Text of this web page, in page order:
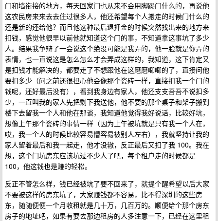
门和墙衔接的地方，每天回家门也从来不会用脚踢门什么的，再说他
这农民房来来去去住过很多人，他还希望每个人搬走的时候门什么的
还是新的还给他？而且他这种最后退押金的时候突然找出来的地方来
扣钱，感觉他很早以前他就知道这个门的事，不知道拿这事坑了多少
人。结果我争辩了一会说这个绝没可能是我弄的，他一脸就是你弄的
表情，也一直说这是怎么怎么才会弄成这样的，我知道，这下肯定又
是扣钱才能解决的，都要走了不想跟他在这磨磨唧唧的了，直接问他
要扣多少（问之前还很担心他会像那个瓷砖一样，直接扣我一个门的
钱呢，还好最后没有），看到我身边有家人，他还支支吾吾不说扣多
少，一直叫我的家人先把剩下我送他，他不要的那个桌子和架子搬到
楼下去留我一个人和他在那谈，我知道他觉得我好说话，比较好坑，
想像上午那个瓷砖的事情一样（因为上午被坑就是只有我一个人在，
哎，我一个人的时候比较容易懵容易被别人左右），我就坚持让我的
家人留着最后和我一起走，他才没辙，反正最后又扣了我 100。我在
想，这个门坑房东应该坑过不少人了吧，每个租户走的时候都是
100，他这钱也是赚的轻松。
反正不管怎么样，钱已经被坑了要不回来了，就提个醒希望以后大家
不要被这样的房东坑了，大家赚钱都不容易，比不得深圳的这些房
东，随随便便一个月收租就是几十万，几百万的。顺便给个那个房东
房子的地址吧，如果有要去那边租房的人多注意一下，已经在这里租